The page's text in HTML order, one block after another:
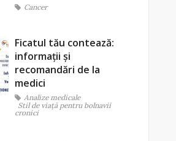
Cancer
Ficatul tău contează:
informații și
recomandări de la
medici
Analize medicale
Stil de viaţă pentru bolnavii
cronici